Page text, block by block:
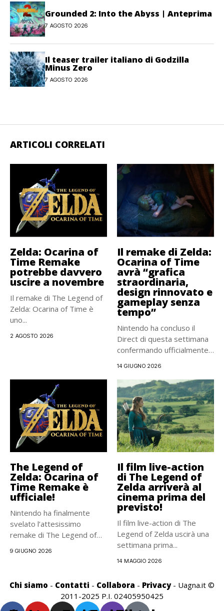
Grounded 2: Into the Abyss | Anteprima
7 AGOSTO 2026
Il teaser trailer italiano di Godzilla
Minus Zero
7 AGOSTO 2026
ARTICOLI CORRELATI
Zelda: Ocarina of
Time Remake
potrebbe davvero
uscire a novembre
Il remake di The Legend of
Zelda: Ocarina of Time è
uno...
2 AGOSTO 2026
Il remake di Zelda:
Ocarina of Time
avrà “grafica
straordinaria,
design rinnovato e
gameplay senza
tempo”
Nintendo ha concluso il
Direct di questa settimana
confermando ufficialmente il
14 GIUGNO 2026
The Legend of
Zelda: Ocarina of
Time Remake è
ufficiale!
Nintendo ha finalmente
svelato l’attesissimo
remake di The Legend of
9 GIUGNO 2026
Il film live-action
di The Legend of
Zelda arriverà al
cinema prima del
previsto!
Il film live-action di The
Legend of Zelda uscirà una
settimana prima...
14 MAGGIO 2026
Chi siamo - Contatti - Collabora - Privacy- Uagna.it ©
2011-2025 P.I. 02405950425